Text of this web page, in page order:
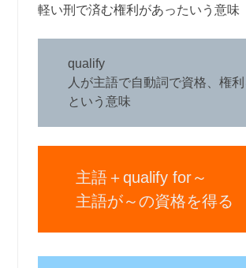
軽い刑で済む権利があったいう意味
qualify
人が主語で自動詞で資格、権
という意味
主語＋qualify for～
主語が～の資格を得る